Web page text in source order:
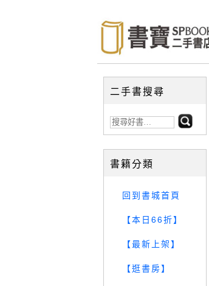
二手書搜尋
書籍分類
回到書城首頁
【本日66折】
【最新上架】
【逛書房】